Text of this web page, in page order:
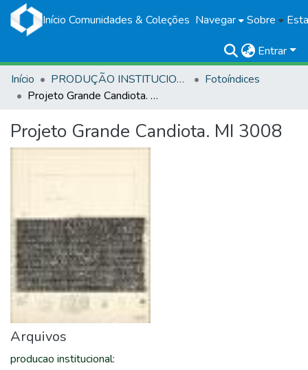
Início Comunidades & Coleções Navegar Sobre
Entrar
Início
PRODUÇÃO INSTITUCIONAL
Fotoíndices
Projeto Grande Candiota. MI 3008
Projeto Grande Candiota. MI 3008
Arquivos
producao institucional: